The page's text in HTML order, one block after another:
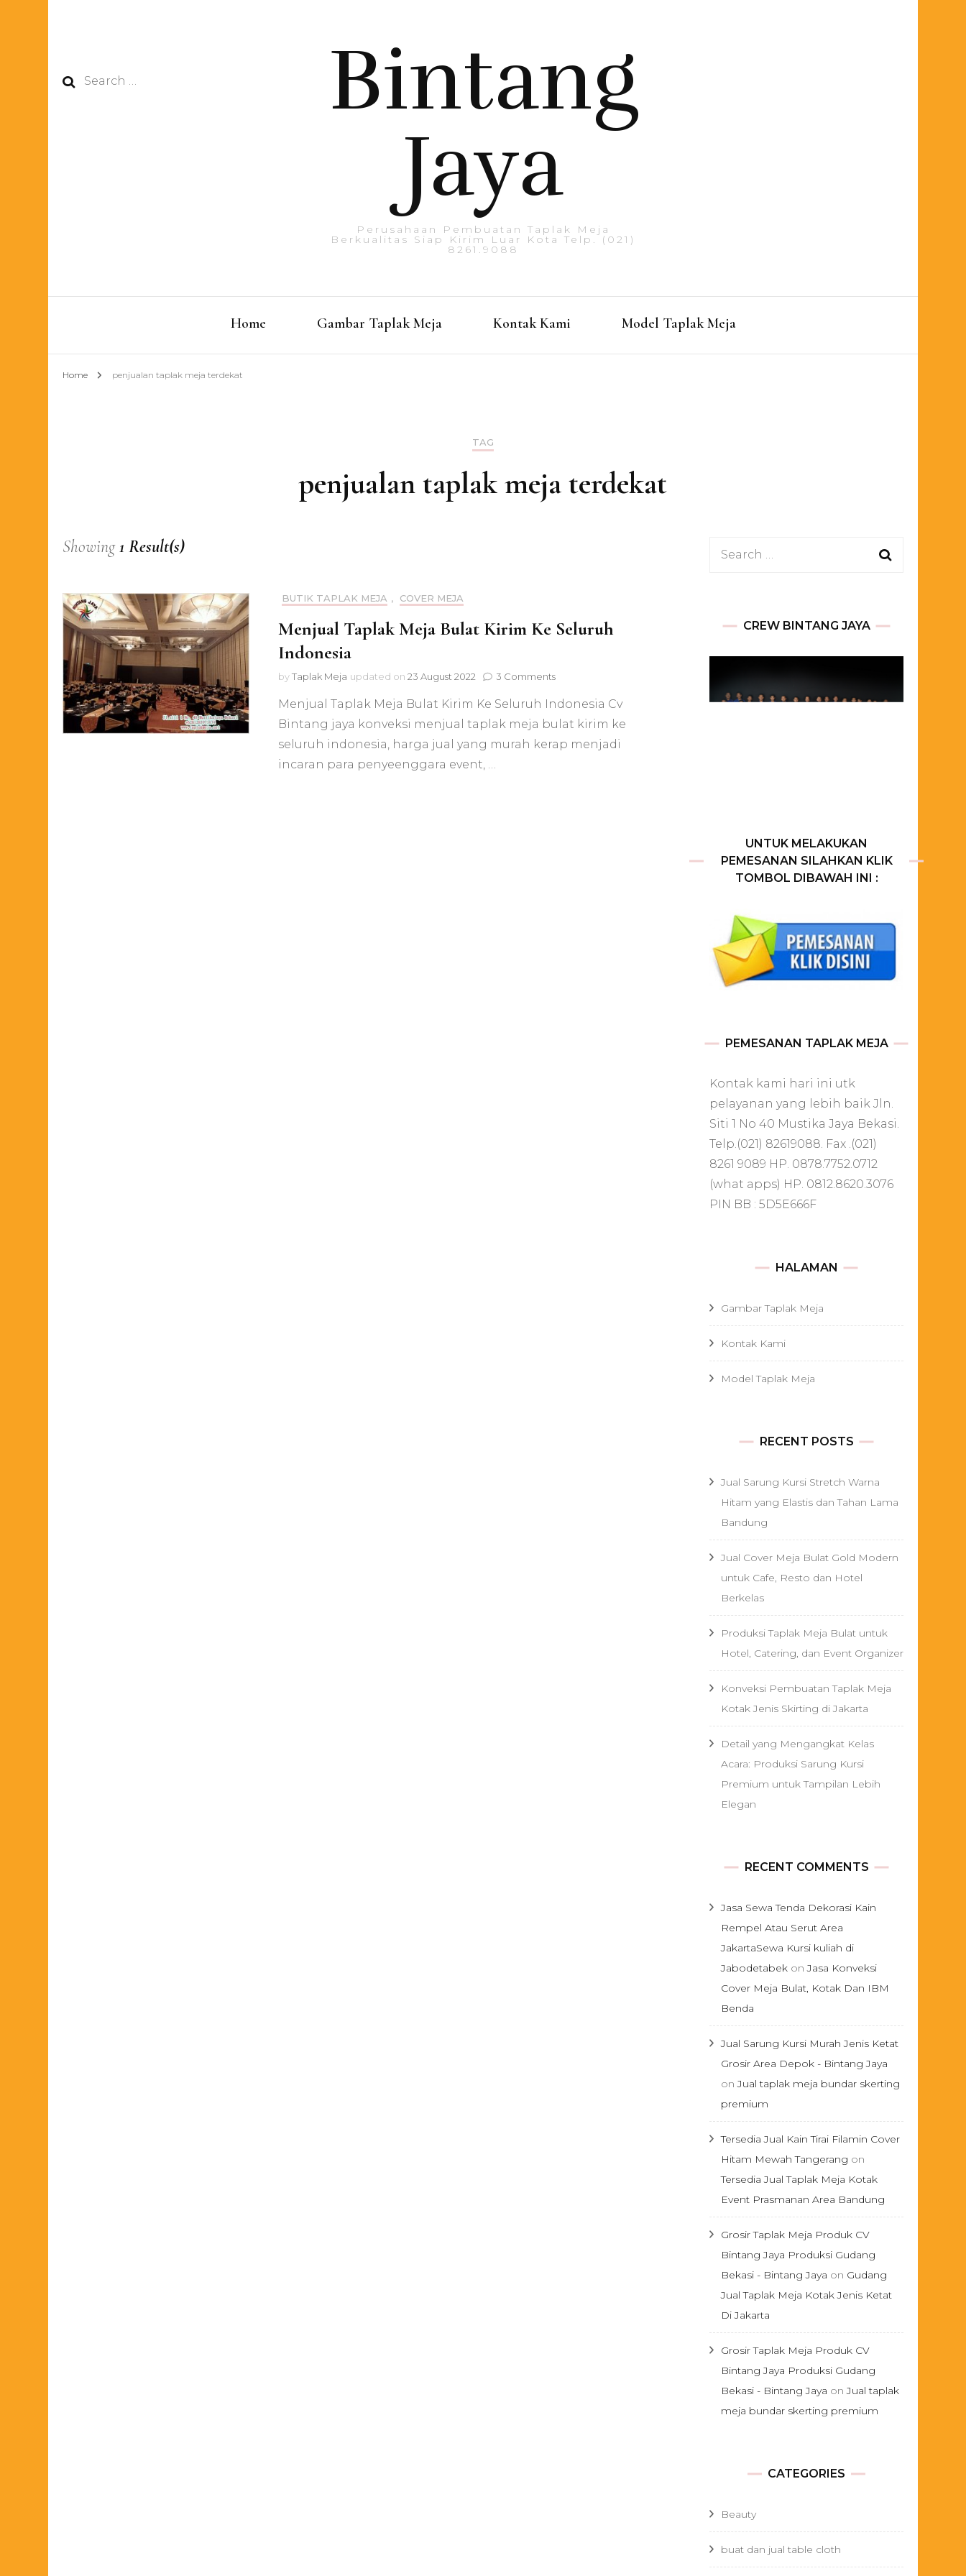
Search
Bintang
Jaya
Perusahaan Pembuatan Taplak Meja
Berkualitas Siap Kirim Luar Kota Telp. (021)
8261.9088
Home Gambar Taplak Meja Kontak Kami Model Taplak Meja
Home penjualan taplak meja terdekat
TAG
penjualan taplak meja terdekat
Showing1 Result(s)
BUTIK TAPLAK MEJA , COVER MEJA
Menjual Taplak Meja Bulat Kirim Ke Seluruh
Indonesia
byTaplak Meja updated on 23 August 2022 3 Commentson
Taplak
Meja
Kirim
Menjual Taplak Meja Bulat Kirim Ke Seluruh Indonesia Cv
Bintang jaya konveksi menjual taplak meja bulat kirim ke
seluruh indonesia, harga jual yang murah kerap menjadi
incaran para penyeenggara event, …
Search
CREW BINTANG JAYA
UNTUK MELAKUKAN
PEMESANAN SILAHKAN KLIK
TOMBOL DIBAWAH INI :
PEMESANAN TAPLAK MEJA
Kontak kami hari ini utk
pelayanan yang lebih baik Jln.
Siti 1 No 40 Mustika Jaya Bekasi.
Telp.(021) 82619088. Fax .(021)
8261 9089 HP. 0878.7752.0712
(what apps) HP. 0812.8620.3076
PIN BB : 5D5E666F
HALAMAN
Gambar Taplak Meja
Kontak Kami
Model Taplak Meja
RECENT POSTS
Jual Sarung Kursi Stretch Warna
Hitam yang Elastis dan Tahan Lama
Bandung
Jual Cover Meja Bulat Gold Modern
untuk Cafe, Resto dan Hotel
Berkelas
Produksi Taplak Meja Bulat untuk
Hotel, Catering, dan Event Organizer
Konveksi Pembuatan Taplak Meja
Kotak Jenis Skirting di Jakarta
Detail yang Mengangkat Kelas
Acara: Produksi Sarung Kursi
Premium untuk Tampilan Lebih
Elegan
RECENT COMMENTS
Jasa Sewa Tenda Dekorasi Kain
Rempel Atau Serut Area
JakartaSewa Kursi kuliah di
Jabodetabek onJasa Konveksi
Cover Meja Bulat, Kotak Dan IBM
Benda
Jual Sarung Kursi Murah Jenis Ketat
Grosir Area Depok - Bintang Jaya
onJual taplak meja bundar skerting
premium
Tersedia Jual Kain Tirai Filamin Cover
Hitam Mewah Tangerang on
Tersedia Jual Taplak Meja Kotak
Event Prasmanan Area Bandung
Grosir Taplak Meja Produk CV
Bintang Jaya Produksi Gudang
Bekasi - Bintang Jaya on Gudang
Jual Taplak Meja Kotak Jenis Ketat
Di Jakarta
Grosir Taplak Meja Produk CV
Bintang Jaya Produksi Gudang
Bekasi - Bintang Jaya onJual taplak
meja bundar skerting premium
CATEGORIES
Beauty
buat dan jual table cloth